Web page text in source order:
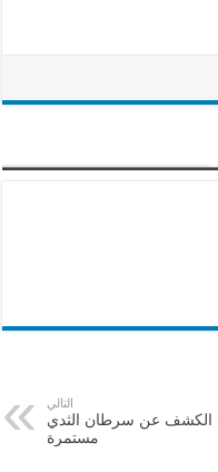
التالي
الكشف عن سرطان الثدي
مستمرة